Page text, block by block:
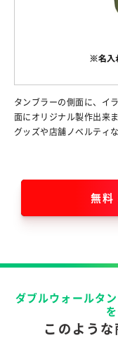
タンブラーの側面に、イ
面にオリジナル製作出来
グッズや店舗ノベルティ
無料
ダブルウォールタ
このよう